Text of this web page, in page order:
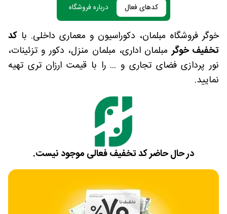
کدهای فعال درباره فروشگاه
خوگر فروشگاه مبلمان، دکوراسیون و معماری داخلی. با کد
تخفیف خوگرمبلمان اداری، مبلمان منزل، دکور و تزئینات،
نور پردازی فضای تجاری و ... را با قیمت ارزان تری تهیه
نمایید.
در حال حاضر کد تخفیف فعالی موجود نیست.